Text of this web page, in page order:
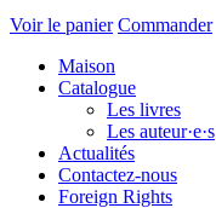
Voir le panier Commander
Maison
Catalogue
Les livres
Les auteur·e·s
Actualités
Contactez-nous
Foreign Rights